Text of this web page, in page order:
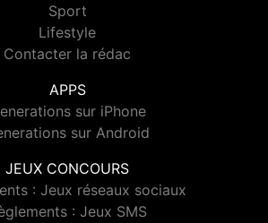
Sport
Lifestyle
Contacter la rédac
APPS
sur iPhone
sur Android
JEUX CONCOURS
: Jeux réseaux sociaux
: Jeux SMS